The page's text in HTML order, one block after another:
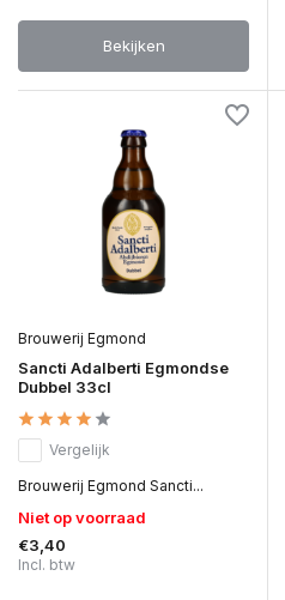
Bekijken
Brouwerij Egmond
Sancti Adalberti Egmondse
Dubbel 33cl
Vergelijk
Brouwerij Egmond Sancti...
Niet op voorraad
€3,40
Incl. btw